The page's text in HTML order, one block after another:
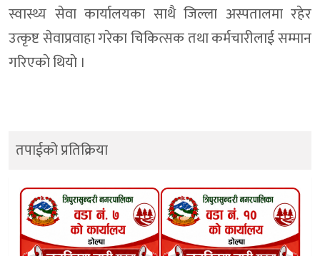
स्वास्थ्य सेवा कार्यालयका साथै जिल्ला अस्पतालमा रहेर
उत्कृष्ट सेवाप्रवाहा गरेका चिकित्सक तथा कर्मचारीलाई सम्मान
गरिएकाे थियाे ।
तपाईको प्रतिक्रिया